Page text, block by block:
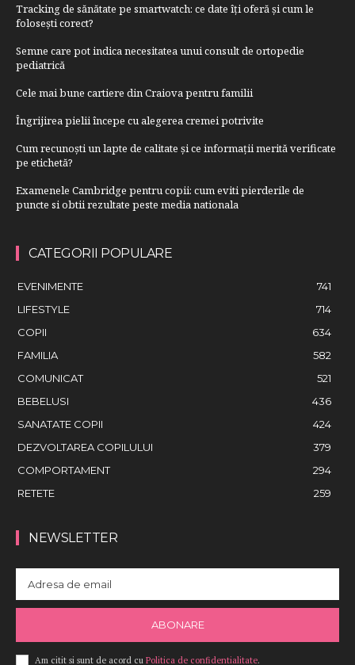
Tracking de sănătate pe smartwatch: ce date îți oferă și cum le
folosești corect?
Semne care pot indica necesitatea unui consult de ortopedie
pediatrică
Cele mai bune cartiere din Craiova pentru familii
Îngrijirea pielii începe cu alegerea cremei potrivite
Cum recunoști un lapte de calitate și ce informații merită verificate
pe etichetă?
Examenele Cambridge pentru copii: cum eviti pierderile de
puncte si obtii rezultate peste media nationala
CATEGORII POPULARE
EVENIMENTE
741
LIFESTYLE
714
COPII
634
FAMILIA
582
COMUNICAT
521
BEBELUSI
436
SANATATE COPII
424
DEZVOLTAREA COPILULUI
379
COMPORTAMENT
294
RETETE
259
NEWSLETTER
ABONARE
Am citit si sunt de acord cu Politica de confidentialitate.